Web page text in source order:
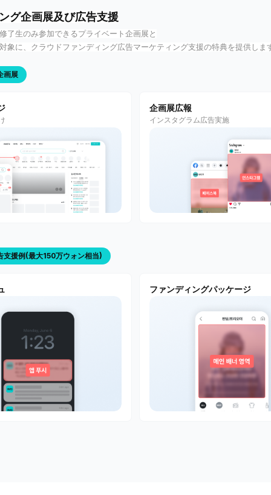
グ企画展及び広告支援
了生のみ参加できるプライベート企画展と
象に、クラウドファンディング広告マーケティング支援の特典を提供しま
画展
企画展広報
インスタグラム広告実施
支援例(最大150万ウォン相当)
ファンディングパッケージ